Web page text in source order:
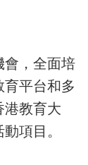
會，全面培
平台和多
港教育大
項目。